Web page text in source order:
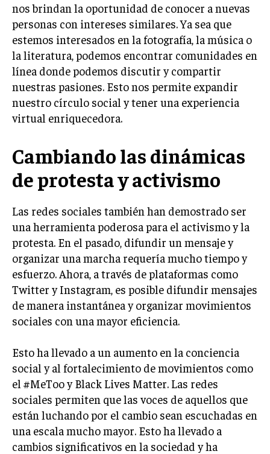
nos brindan la oportunidad de conocer a nuevas
personas con intereses similares. Ya sea que
estemos interesados en la fotografía, la música o
la literatura, podemos encontrar comunidades en
línea donde podemos discutir y compartir
nuestras pasiones. Esto nos permite expandir
nuestro círculo social y tener una experiencia
virtual enriquecedora.
Cambiando las dinámicas
de protesta y activismo
Las redes sociales también han demostrado ser
una herramienta poderosa para el activismo y la
protesta. En el pasado, difundir un mensaje y
organizar una marcha requería mucho tiempo y
esfuerzo. Ahora, a través de plataformas como
Twitter y Instagram, es posible difundir mensajes
de manera instantánea y organizar movimientos
sociales con una mayor eficiencia.
Esto ha llevado a un aumento en la conciencia
social y al fortalecimiento de movimientos como
el #MeToo y Black Lives Matter. Las redes
sociales permiten que las voces de aquellos que
están luchando por el cambio sean escuchadas en
una escala mucho mayor. Esto ha llevado a
cambios significativos en la sociedad y ha